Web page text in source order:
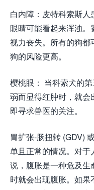
白内障：皮特科索斯
眼睛可能看起来浑浊
视力丧失。所有的狗
狗的风险更高。
樱桃眼： 当科索犬的
弱而显得红肿时，就
即寻求兽医的关注。
胃扩张-肠扭转 (GDV)
单且正常的情况。对
说，腹胀是一种危及生
时就会出现腹胀。如